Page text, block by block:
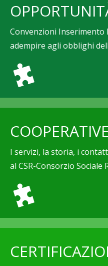
Convenzioni Inserimento
adempire agli obblighi
I servizi, la storia, i
al CSR-Consorzio Sociale